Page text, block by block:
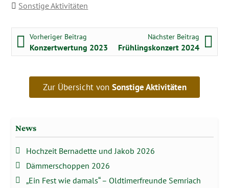
Sonstige Aktivitäten
Beitragsnavigation
Vorheriger Beitrag Vorheriger Beitrag:
Konzertwertung 2023
Nächster Beitrag
Frühlingskonzert 2024
Zur Übersicht von Sonstige Aktivitäten
News
Hochzeit Bernadette und Jakob 2026
Dämmerschoppen 2026
„Ein Fest wie damals“ – Oldtimerfreunde Semriach